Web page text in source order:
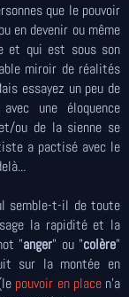
que le pouvoir
en devenir ou même
et qui est sous son
miroir de réalités
essayez un peu de
une éloquence
ou de la sienne se
a pactisé avec le
semble-t-il de toute
la rapidité et la
"anger" ou "colère"
sur la montée en
pouvoir en placen'a